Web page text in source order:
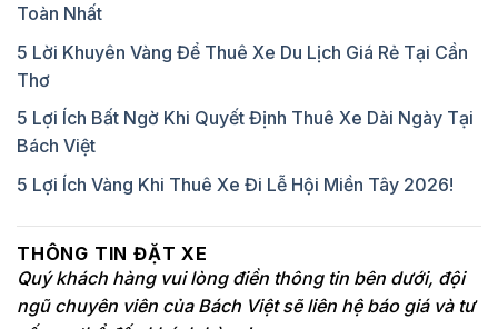
Toàn Nhất
5 Lời Khuyên Vàng Để Thuê Xe Du Lịch Giá Rẻ Tại Cần
Thơ
5 Lợi Ích Bất Ngờ Khi Quyết Định Thuê Xe Dài Ngày Tại
Bách Việt
5 Lợi Ích Vàng Khi Thuê Xe Đi Lễ Hội Miền Tây 2026!
THÔNG TIN ĐẶT XE
Quý khách hàng vui lòng điền thông tin bên dưới, đội
ngũ chuyên viên của Bách Việt sẽ liên hệ báo giá và tư